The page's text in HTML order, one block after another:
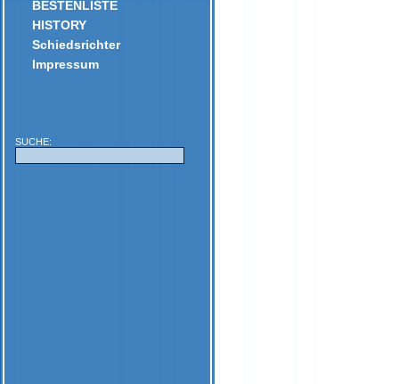
BESTENLISTE
HISTORY
Schiedsrichter
Impressum
SUCHE: